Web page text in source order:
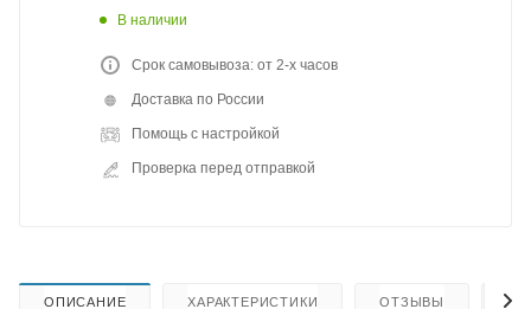
В наличии
Срок самовывоза: от 2-х часов
Доставка по России
Помощь с настройкой
Проверка перед отправкой
ОПИСАНИЕ ХАРАКТЕРИСТИКИ ОТЗЫВЫ